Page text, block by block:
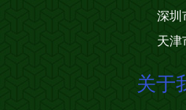
深圳
天津
关于